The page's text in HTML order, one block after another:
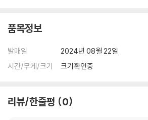
품목정보
발매일
2024년 08월 22일
시간/무게/크기
크기확인중
리뷰/한줄평 0